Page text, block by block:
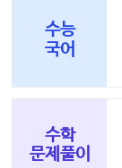
수능
국어
수학
문제풀이